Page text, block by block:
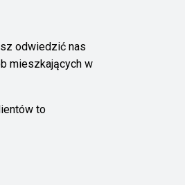
odwiedzić nas
mieszkających w
to